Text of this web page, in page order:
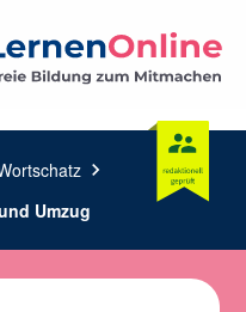
chevron_right
Umzug